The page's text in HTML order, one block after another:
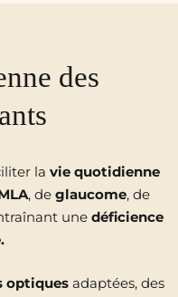
des
la vie quotidienne
, de glaucome, de
une déficience
optiques adaptées, des